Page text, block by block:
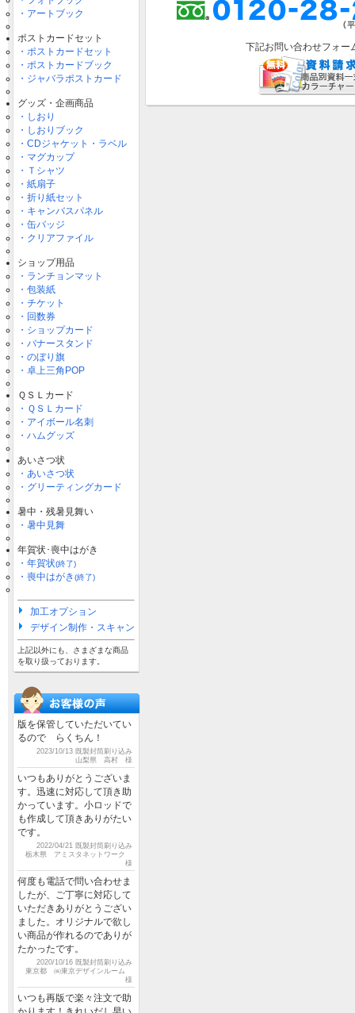
・アートブック
ポストカードセット
・ポストカードセット
・ポストカードブック
・ジャバラポストカード
グッズ・企画商品
・しおり
・しおりブック
・CDジャケット・ラベル
・マグカップ
・Ｔシャツ
・紙扇子
・折り紙セット
・キャンバスパネル
・缶バッジ
・クリアファイル
ショップ用品
・ランチョンマット
・包装紙
・チケット
・回数券
・ショップカード
・バナースタンド
・のぼり旗
・卓上三角POP
ＱＳＬカード
・ＱＳＬカード
・アイボール名刺
・ハムグッズ
あいさつ状
・あいさつ状
・グリーティングカード
暑中・残暑見舞い
・暑中見舞
年賀状･喪中はがき
・年賀状(終了)
・喪中はがき(終了)
加工オプション
デザイン制作・スキャン
上記以外にも、さまざまな商品
を取り扱っております。
版を保管していただいてい
るので らくちん！
2023/10/13 既製封筒刷り込み
山梨県 高村 様
いつもありがとうございま
す。迅速に対応して頂き助
かっています。小ロッドで
も作成して頂きありがたい
です。
2022/04/21 既製封筒刷り込み
栃木県 アミスタネットワーク
様
何度も電話で問い合わせま
したが、ご丁寧に対応して
いただきありがとうござい
ました。オリジナルで欲し
い商品が作れるのでありが
たかったです。
2020/10/16 既製封筒刷り込み
東京都 ㈱東京デザインルーム
様
いつも再版で楽々注文で助
下記お問い合わせフォー